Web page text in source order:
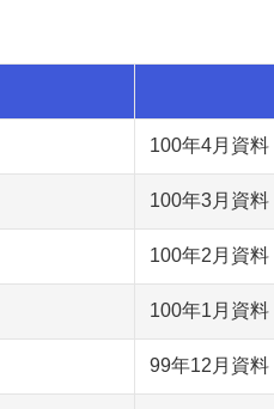
100年4月資料
100年3月資料
100年2月資料
100年1月資料
99年12月資料